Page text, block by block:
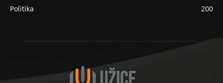
Politika
200